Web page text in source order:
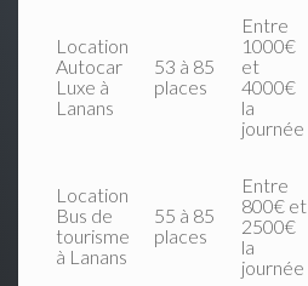
Location
Autocar
Luxe à
Lanans
53 à 85
places
Entre
1000€
et
4000€
la
journée
Location
Bus de
tourisme
à Lanans
55 à 85
places
Entre
800€ et
2500€
la
journée